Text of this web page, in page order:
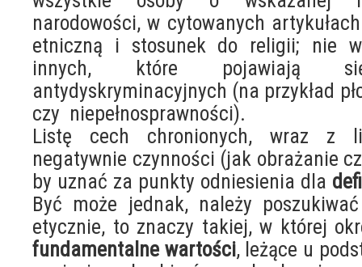
narodowości, w cytowanych
etniczną i stosunek do religii; nie
innych, które pojawiają
antydyskryminacyjnych (na przykład
czy niepełnosprawności).
Listę cech chronionych, wraz z
negatywnie czynności (jak obrażanie
by uznać za punkty odniesienia dla
Być może jednak, należy
etycznie, to znaczy takiej, w której
fundamentalne wartości, leżące u